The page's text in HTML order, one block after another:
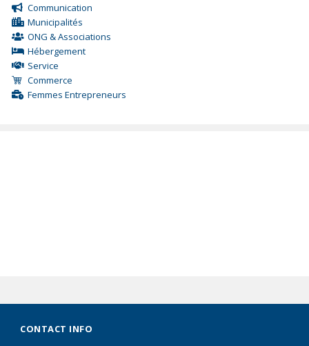
Communication
Municipalités
ONG & Associations
Hébergement
Service
Commerce
Femmes Entrepreneurs
CONTACT INFO